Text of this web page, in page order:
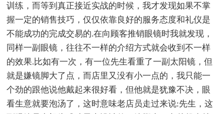
训练，而等到真正接近实战的时候，我才发现如果不掌
握一定的销售技巧，仅仅依靠良好的服务态度和礼仪是
不能成功的完成交易的.在向顾客推销眼镜时我就发现，
同样一副眼镜，往往不一样的介绍方式就会收到不一样
的效果.比如有一次，有一位先生看重了一副太阳镜，但
就是嫌镜脚大了点，而店里又没有小一点的，我只能一
个劲的跟他说他戴起来很好看，但他就是犹豫不决，眼
看生意就要泡汤了，这时意味老店员走过来说:先生，这